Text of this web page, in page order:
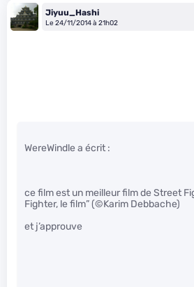
Jiyuu_Hashi
Le 24/11/2014 à 21h02
WereWindle a écrit :
ce film est un meilleur film de Street
Fighter, le film” (©Karim Debbache)
et j’approuve